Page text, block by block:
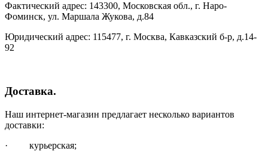
Фактический адрес: 143300, Московская обл., г. Наро-
Фоминск, ул. Маршала Жукова, д.84
Юридический адрес: 115477, г. Москва, Кавказский б-р, д.14-
92
Доставка.
Наш интернет-магазин предлагает несколько вариантов
доставки:
· курьерская;